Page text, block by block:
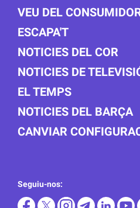
VEU DEL
ESCAPA'T
NOTICIES DEL COR
NOTICIES DE
EL TEMPS
NOTICIES DEL BARÇA
CANVIAR
Seguiu-nos: